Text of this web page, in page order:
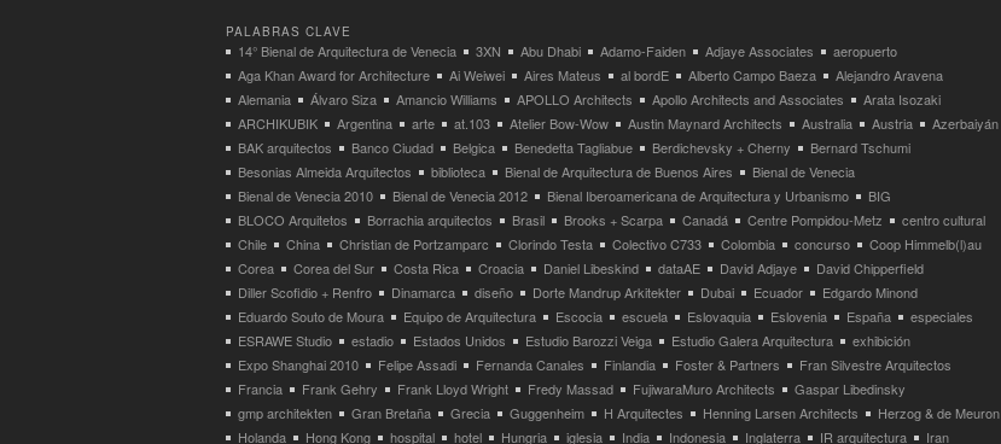
PALABRAS CLAVE
14° Bienal de Arquitectura de Venecia 3XN Abu Dhabi Adamo-Faiden Adjaye Associates
aeropuerto
Aga Khan Award for Architecture
Ai Weiwei Aires Mateus al bordE Alberto Campo Baeza
Alejandro Aravena
Alemania
Álvaro Siza Amancio Williams APOLLO Architects Apollo Architects and Associates
Arata Isozaki
ARCHIKUBIK
Argentina arte at.103 Atelier Bow-Wow Austin Maynard Architects Australia Austria
Azerbaiyán
BAK arquitectos
Banco Ciudad Belgica Benedetta Tagliabue Berdichevsky + Cherny
Bernard Tschumi
Besonias Almeida Arquitectos
biblioteca Bienal de Arquitectura de Buenos Aires
Bienal de Venecia
Bienal de Venecia 2010
Bienal de Venecia 2012 Bienal Iberoamericana de Arquitectura y Urbanismo
BIG
BLOCO Arquitetos
Borrachia arquitectos Brasil Brooks + Scarpa Canadá Centre Pompidou-Metz
centro cultural
Chile
China Christian de Portzamparc Clorindo Testa Colectivo C733 Colombia concurso
Coop Himmelb(l)au
Corea
Corea del Sur Costa Rica Croacia Daniel Libeskind dataAE David Adjaye
David Chipperfield
Diller Scofidio + Renfro
Dinamarca diseño Dorte Mandrup Arkitekter Dubai Ecuador
Edgardo Minond
Eduardo Souto de Moura
Equipo de Arquitectura Escocia escuela Eslovaquia Eslovenia España
especiales
ESRAWE Studio
estadio Estados Unidos Estudio Barozzi Veiga Estudio Galera Arquitectura
exhibición
Expo Shanghai 2010
Felipe Assadi Fernanda Canales Finlandia Foster & Partners
Fran Silvestre Arquitectos
Francia
Frank Gehry Frank Lloyd Wright Fredy Massad FujiwaraMuro Architects
Gaspar Libedinsky
gmp architekten
Gran Bretaña Grecia Guggenheim H Arquitectes Henning Larsen Architects
Herzog & de Meuron
Holanda
Hong Kong hospital hotel Hungria iglesia India Indonesia Inglaterra IR arquitectura
Iran